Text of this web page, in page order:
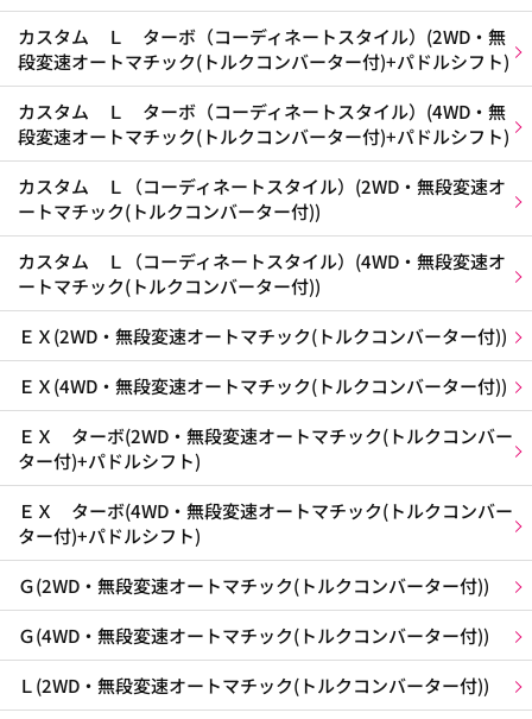
カスタム Ｌ ターボ（コーディネートスタイル）(2WD・無
段変速オートマチック(トルクコンバーター付)+パドルシフト)
カスタム Ｌ ターボ（コーディネートスタイル）(4WD・無
段変速オートマチック(トルクコンバーター付)+パドルシフト)
カスタム Ｌ（コーディネートスタイル）(2WD・無段変速オ
ートマチック(トルクコンバーター付))
カスタム Ｌ（コーディネートスタイル）(4WD・無段変速オ
ートマチック(トルクコンバーター付))
ＥＸ(2WD・無段変速オートマチック(トルクコンバーター付))
ＥＸ(4WD・無段変速オートマチック(トルクコンバーター付))
ＥＸ ターボ(2WD・無段変速オートマチック(トルクコンバー
ター付)+パドルシフト)
ＥＸ ターボ(4WD・無段変速オートマチック(トルクコンバー
ター付)+パドルシフト)
Ｇ(2WD・無段変速オートマチック(トルクコンバーター付))
Ｇ(4WD・無段変速オートマチック(トルクコンバーター付))
Ｌ(2WD・無段変速オートマチック(トルクコンバーター付))